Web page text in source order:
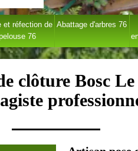
et réfection de
76
Abattage d'arbres 76
clôture Bosc